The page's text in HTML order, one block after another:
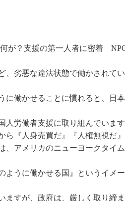
？支援の第一人者に密着
劣悪な違法状態で働かされて
に働かせることに慣れると、日
人労働者支援に取り組んでいま
『人身売買だ』『人権無視だ』
、アメリカのニューヨークタイ
ように働かせる国』というイメ
すが、政府は、厳しく取り締